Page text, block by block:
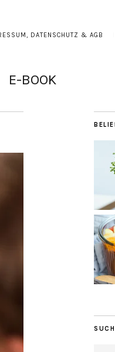
DATENSCHUTZ & AGB
E-BOOK